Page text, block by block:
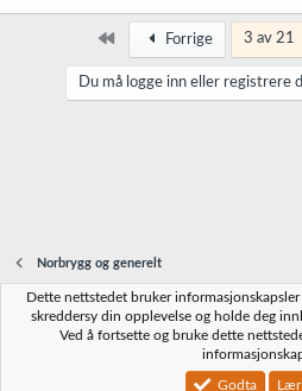
Først Forrige 3 av 21
Du må logge inn eller registrere
Norbrygg og generelt
Norbrygg-default
Vilkår og regler
®
Dette nettstedet bruker
skreddersy din opplevelse og holde deg
Ved å fortsette og bruke dette
Godta Lær